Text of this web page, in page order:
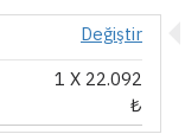
Değiştir
1 X 22.092
₺